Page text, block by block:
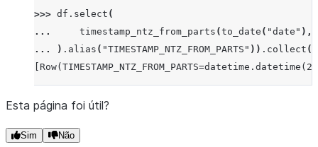
>>> df . select (
...
timestamp_ntz_from_parts (to_date ( "date" ),
...
) . alias ( "TIMESTAMP_NTZ_FROM_PARTS" )) . collect ()
Esta página foi útil?
Sim Não